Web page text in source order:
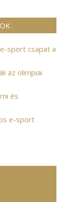
sport csapat a
az olimpiai
és
e-sport